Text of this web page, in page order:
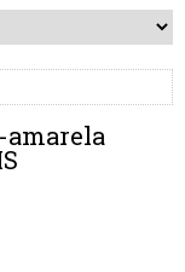
amarela